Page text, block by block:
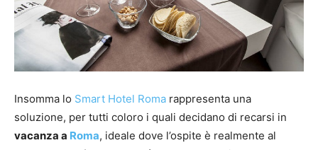
Insomma lo Smart Hotel Roma rappresenta una
soluzione, per tutti coloro i quali decidano di recarsi in
vacanza a Roma, ideale dove l’ospite è realmente al